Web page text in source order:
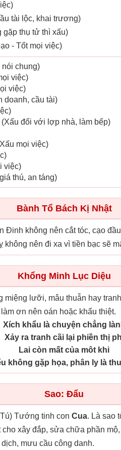
tài lộc, khai trương)
gặp thụ tử thì xấu)
- Tốt mọi việc)
nói chung)
việc)
việc)
doanh, cầu tài)
đối với lợp nhà, làm bếp)
mọi việc)
việc)
thú, an táng)
Bành Tổ Bách Kị Nhật
Đinh không nên cắt tóc, cạo
không nên đi xa vì tiền bạc sẽ
Khổng Minh Lục Diệu
miệng lưỡi, mâu thuẫn hay
ơn nên oán hoặc khẩu thiệt.
Xích khẩu là chuyện chẳng
Xảy ra tranh cãi lại phiền thị
Lai còn mất của môt khi
không gặp họa, phân ly là
Sao: Đẩu
Tướng tinh con Cua. Là sao
cho xây đắp, sửa chữa phần
mưu cầu công danh.